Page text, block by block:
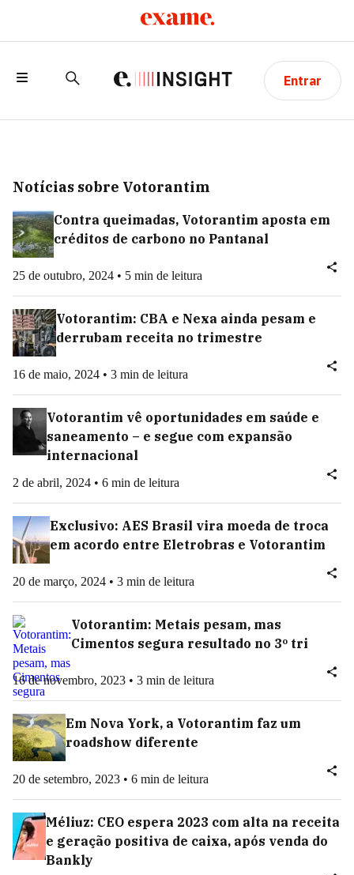
Entrar
Notícias sobre Votorantim
Contra queimadas, Votorantim aposta em
créditos de carbono no Pantanal
25 de outubro, 2024 • 5 min de leitura
Votorantim: CBA e Nexa ainda pesam e
derrubam receita no trimestre
16 de maio, 2024 • 3 min de leitura
Votorantim vê oportunidades em saúde e
saneamento – e segue com expansão
internacional
2 de abril, 2024 • 6 min de leitura
Exclusivo: AES Brasil vira moeda de troca
em acordo entre Eletrobras e Votorantim
20 de março, 2024 • 3 min de leitura
Votorantim: Metais pesam, mas
Cimentos segura resultado no 3º tri
16 de novembro, 2023 • 3 min de leitura
Em Nova York, a Votorantim faz um
roadshow diferente
20 de setembro, 2023 • 6 min de leitura
Méliuz: CEO espera 2023 com alta na receita
e geração positiva de caixa, após venda do
Bankly